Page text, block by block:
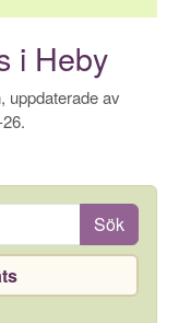
i Heby
uppdaterade av
Sök